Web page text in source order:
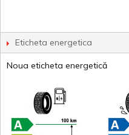
Eticheta energetica
Noua eticheta energetică